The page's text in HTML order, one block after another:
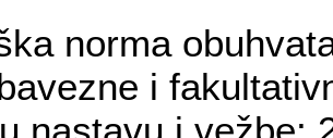
norma
i
nastavu i vežbe;